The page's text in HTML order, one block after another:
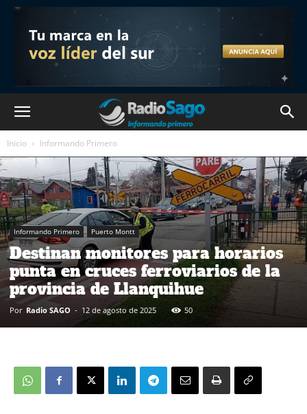
Inicio Informando Primero
Informando Primero Puerto Montt
Destinan monitores para horarios
punta en cruces ferroviarios de la
provincia de Llanquihue
Por Radio SAGO - 12 de agosto de 2025 50